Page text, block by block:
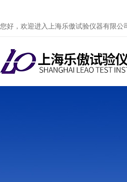
您好，欢迎进入上海乐傲试验仪器有限公